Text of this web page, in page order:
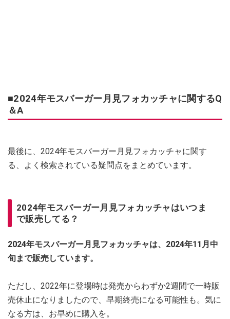
■2024年モスバーガー月見フォカッチャに関するQ
＆A
最後に、2024年モスバーガー月見フォカッチャに関す
る、よく検索されている疑問点をまとめています。
2024年モスバーガー月見フォカッチャはいつま
で販売してる？
2024年モスバーガー月見フォカッチャは、2024年11月中
旬まで販売しています。
ただし、2022年に登場時は発売からわずか2週間で一時販
売休止になりましたので、早期終売になる可能性も。気に
なる方は、お早めに購入を。